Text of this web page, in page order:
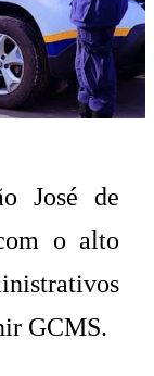
José de
o alto
GCMS.